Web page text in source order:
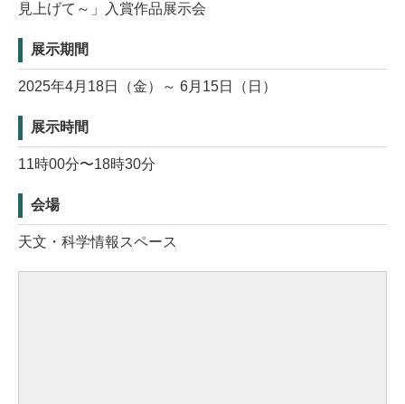
見上げて～」入賞作品展示会
展示期間
2025年4月18日（金）～ 6月15日（日）
展示時間
11時00分〜18時30分
会場
天文・科学情報スペース